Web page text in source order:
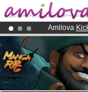
Amilova
Premium
Already